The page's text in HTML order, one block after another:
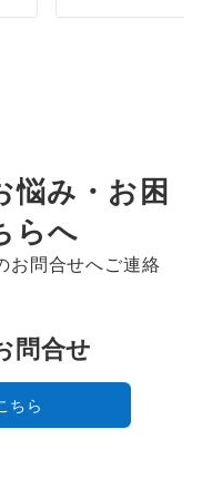
悩み・お困
らへ
お問合せへご連絡
問合せ
ちら